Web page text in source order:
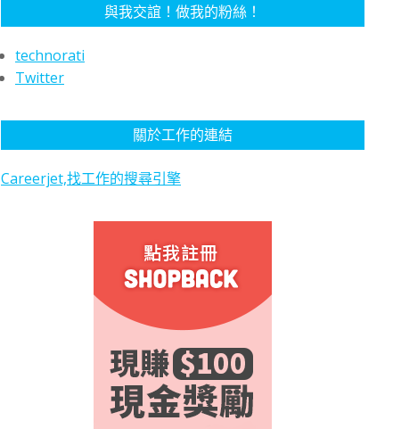
與我交誼！做我的粉絲！
technorati
Twitter
關於工作的連結
Careerjet,找工作的搜尋引擎